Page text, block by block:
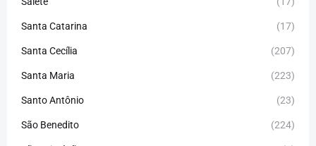
Santa Catarina (17)
Santa Cecília (207)
Santa Maria (223)
Santo Antônio (23)
São Benedito (224)